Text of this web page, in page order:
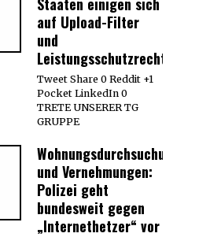
auf Upload-Filter
und
Leistungsschutzrecht
Tweet Share 0 Reddit +1
Pocket LinkedIn 0
TRETE UNSERER TG
GRUPPE
Wohnungsdurchsuchungen
und Vernehmungen:
Polizei geht
bundesweit gegen
„Internethetzer“ vor